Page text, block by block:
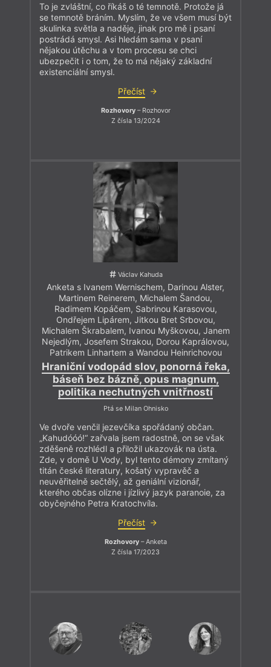
To je zvláštní, co říkáš o té temnotě. Protože já
se temnotě bráním. Myslím, že ve všem musí být
skulinka světla a naděje, jinak pro mě i psaní
postrádá smysl. Asi hledám sama v psaní
nějakou útěchu a v tom procesu se chci
ubezpečit i o tom, že to má nějaký základní
existenciální smysl.
Přečíst
Rozhovory– Rozhovor
Z čísla 13/2024
Václav Kahuda
Anketa s Ivanem Wernischem, Darinou Alster,
Martinem Reinerem, Michalem Šandou,
Radimem Kopáčem, Sabrinou Karasovou,
Ondřejem Lipárem, Jitkou Bret Srbovou,
Michalem Škrabalem, Ivanou Myškovou, Janem
Nejedlým, Josefem Strakou, Dorou Kaprálovou,
Patrikem Linhartem a Wandou Heinrichovou
Hraniční vodopád slov, ponorná řeka,
báseň bez bázně, opus magnum,
politika nechutných vnitřností
Ptá se Milan Ohnisko
Ve dvoře venčil jezevčíka spořádaný občan.
„Kahudóóó!“ zařvala jsem radostně, on se však
zděšeně rozhlédl a přiložil ukazovák na ústa.
Zde, v domě U Vody, byl tento démony zmítaný
titán české literatury, košatý vypravěč a
neuvěřitelně sečtělý, až geniální vizionář,
kterého občas olízne i jízlivý jazyk paranoie, za
obyčejného Petra Kratochvíla.
Přečíst
Rozhovory– Anketa
Z čísla 17/2023